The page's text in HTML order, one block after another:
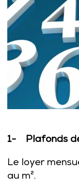
1- Plafonds
Le loyer
au m².